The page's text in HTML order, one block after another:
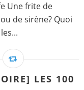
Une frite de
de sirène? Quoi
LES 100